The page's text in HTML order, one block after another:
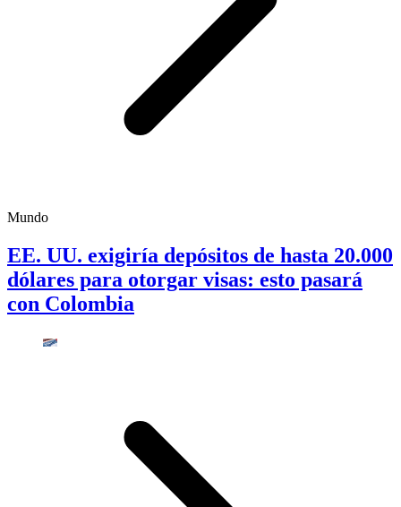
Mundo
EE. UU. exigiría depósitos de hasta 20.000
dólares para otorgar visas: esto pasará
con Colombia